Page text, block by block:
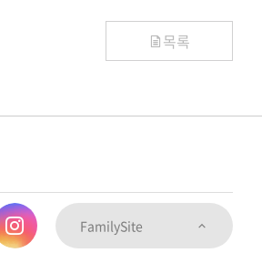
목록
FamilySite